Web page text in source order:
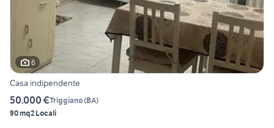
6
Casa indipendente
50.000 €Triggiano(BA)
90 mq2 Locali